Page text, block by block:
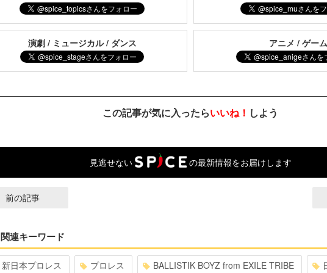
演劇 / ミュージカル / ダンス アニメ / ゲー
この記事が気に入ったらいいね！ しよう
見逃せない の最新情報をお届けします
前の記事
関連キーワード
新日本プロレス プロレス BALLISTIK BOYZ from EXILE TRIBE